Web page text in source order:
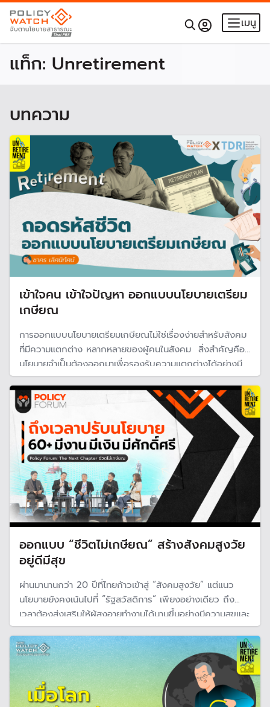
เมนู
แท็ก: Unretirement
บทความ
เข้าใจคน เข้าใจปัญหา ออกแบบนโยบายเตรียม
เกษียณ
การออกแบบนโยบายเตรียมเกษียณไม่ใช่เรื่องง่ายสำหรับสังคม
ที่มีความแตกต่าง หลากหลายของผู้คนในสังคม สิ่งสำคัญคือ
นโยบายจำเป็นต้องออกมาเพื่อรองรับความแตกต่างได้อย่างมี
ประสิทธิภาพ
ออกแบบ “ชีวิตไม่เกษียณ” สร้างสังคมสูงวัย
อยู่ดีมีสุข
ผ่านมานานกว่า 20 ปีที่ไทยก้าวเข้าสู่ “สังคมสูงวัย” แต่แนว
นโยบายยังคงเน้นไปที่ “รัฐสวัสดิการ” เพียงอย่างเดียว ถึง
เวลาต้องส่งเสริมให้ผู้สูงอายุทำงานได้นานขึ้นอย่างมีความสุขและ
มีศักดิ์ศรี ซึ่งจะเป็นทางออกในวันที่วัยแรงงานกำลังลดลง
รับมือผลกระทบทางเศรษฐกิจและสังคม